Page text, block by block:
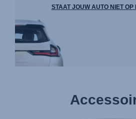
STAAT JOUW AUTO NIET OP